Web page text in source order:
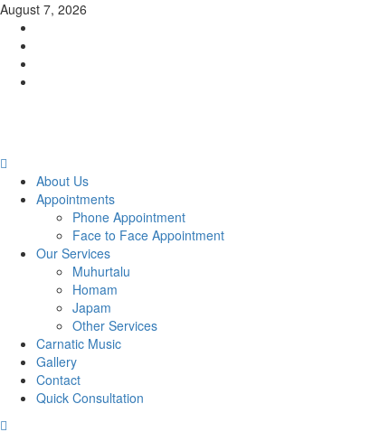
Skip
content
August 7, 2026
MenuAbout Us
Appointments
Phone Appointment
Face to Face Appointment
Our Services
Muhurtalu
Homam
Japam
Other Services
Carnatic Music
Gallery
Contact
Quick Consultation